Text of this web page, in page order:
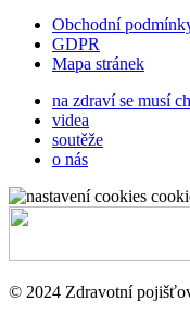
Obchodní
GDPR
Mapa stránek
na zdraví se musí
videa
soutěže
o nás
© 2024 Zdravotní